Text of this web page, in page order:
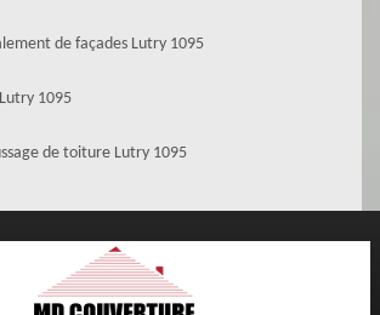
de façades Lutry 1095
1095
de toiture Lutry 1095